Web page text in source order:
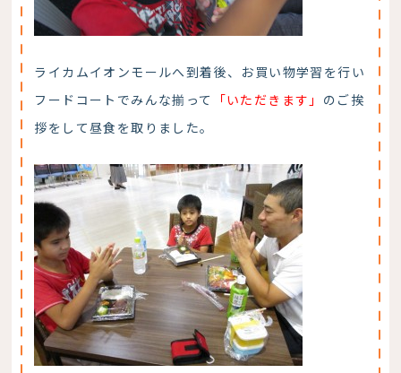
ライカムイオンモールへ到着後、お買い物学習を行い
フードコートでみんな揃って
「いただきます」 のご挨
拶をして昼食を取りました。